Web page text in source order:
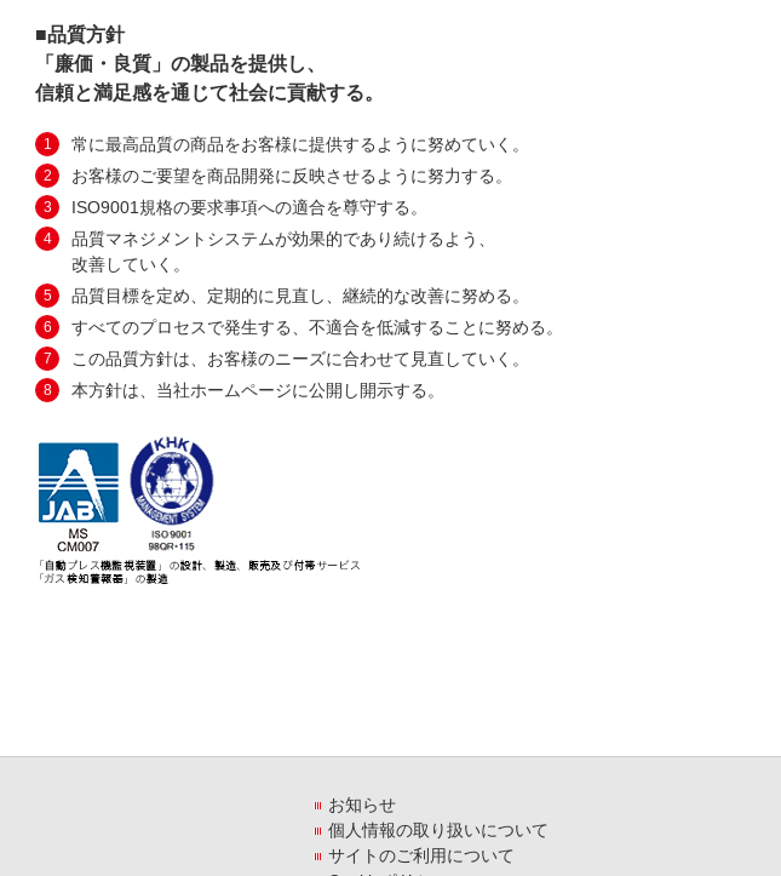
■品質方針
「廉価・良質」の製品を提供し、
信頼と満足感を通じて社会に貢献する。
1 常に最高品質の商品をお客様に提供するように努めていく。
2 お客様のご要望を商品開発に反映させるように努力する。
3 ISO9001規格の要求事項への適合を尊守する。
4
品質マネジメントシステムが効果的であり続けるよう、
改善していく。
5 品質目標を定め、定期的に見直し、継続的な改善に努める。
6 すべてのプロセスで発生する、不適合を低減することに努める。
7 この品質方針は、お客様のニーズに合わせて見直していく。
8 本方針は、当社ホームページに公開し開示する。
お知らせ
個人情報の取り扱いについて
サイトのご利用について